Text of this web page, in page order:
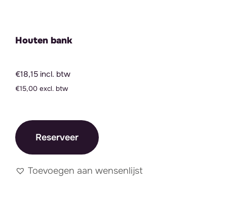
Houten bank
€18,15 incl. btw
€15,00 excl. btw
Reserveer
Toevoegen aan wensenlijst